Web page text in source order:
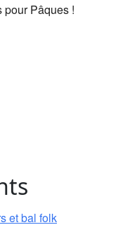
Pâques !
et bal folk